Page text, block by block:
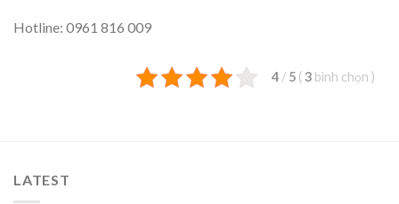
Hotline: 0961 816 009
4 / 5 (3 bình chọn )
LATEST